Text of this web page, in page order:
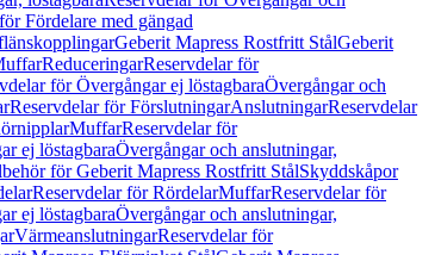
Fördelare med gängad
Geberit Mapress Rostfritt StålGeberit
ReduceringarReservdelar för
för Övergångar ej löstagbaraÖvergångar och
Reservdelar för FörslutningarAnslutningarReservdelar
MuffarReservdelar för
ej löstagbaraÖvergångar och anslutningar,
för Geberit Mapress Rostfritt StålSkyddskåpor
Reservdelar för RördelarMuffarReservdelar för
ej löstagbaraÖvergångar och anslutningar,
VärmeanslutningarReservdelar för